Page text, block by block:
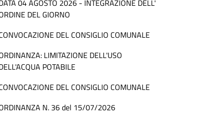
04 AGOSTO 2026 - INTEGRAZIONE DELL'
DEL GIORNO
DEL CONSIGLIO COMUNALE
LIMITAZIONE DELL'USO
POTABILE
DEL CONSIGLIO COMUNALE
N. 36 del 15/07/2026